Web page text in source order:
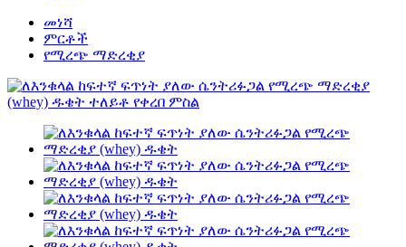
መነሻ
ምርቶች
የሚረጭ ማድረቂያ